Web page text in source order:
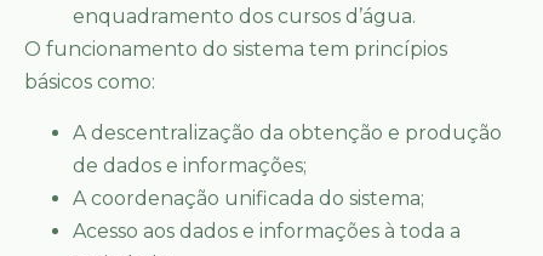
enquadramento dos cursos d’água.
O funcionamento do sistema tem princípios
básicos como:
A descentralização da obtenção e produção
de dados e informações;
A coordenação unificada do sistema;
Acesso aos dados e informações à toda a